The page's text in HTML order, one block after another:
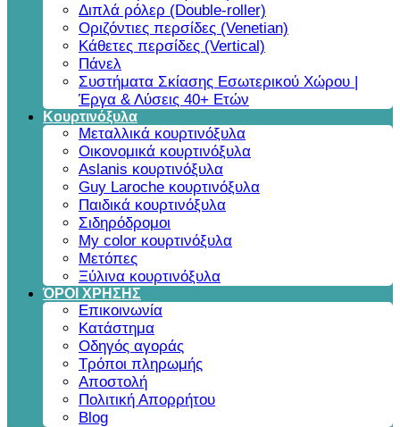
Διπλά ρόλερ (Double-roller)
Οριζόντιες περσίδες (Venetian)
Κάθετες περσίδες (Vertical)
Πάνελ
Συστήματα Σκίασης Εσωτερικού Χώρου |
Έργα & Λύσεις 40+ Ετών
Κουρτινόξυλα
Μεταλλικά κουρτινόξυλα
Οικονομικά κουρτινόξυλα
Aslanis κουρτινόξυλα
Guy Laroche κουρτινόξυλα
Παιδικά κουρτινόξυλα
Σιδηρόδρομοι
My color κουρτινόξυλα
Μετόπες
Ξύλινα κουρτινόξυλα
ΌΡΟΙ ΧΡΗΣΗΣ
Επικοινωνία
Κατάστημα
Οδηγός αγοράς
Τρόποι πληρωμής
Αποστολή
Πολιτική Απορρήτου
Blog